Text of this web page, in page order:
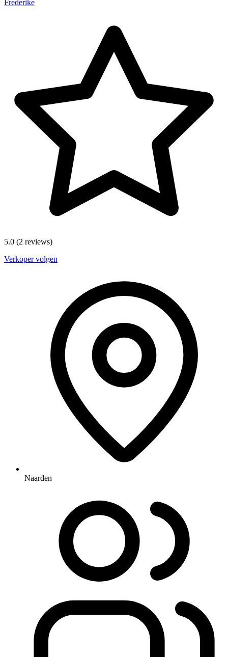
Frederike
5.0 (2 reviews)
Verkoper volgen
Naarden